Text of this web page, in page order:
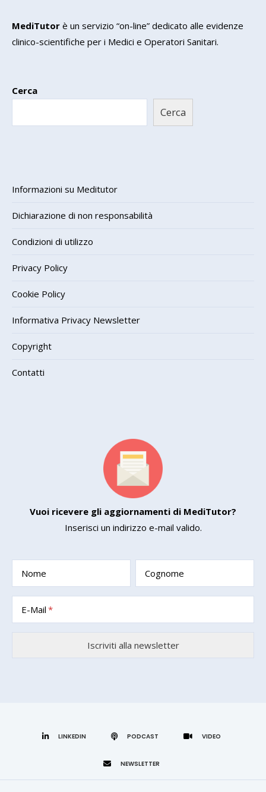
MediTutor è un servizio “on-line” dedicato alle evidenze
clinico-scientifiche per i Medici e Operatori Sanitari.
Cerca
Cerca
Informazioni su Meditutor
Dichiarazione di non responsabilità
Condizioni di utilizzo
Privacy Policy
Cookie Policy
Informativa Privacy Newsletter
Copyright
Contatti
Vuoi ricevere gli aggiornamenti di MediTutor?
Inserisci un indirizzo e-mail valido.
Nome Cognome
E-Mail
LINKEDIN